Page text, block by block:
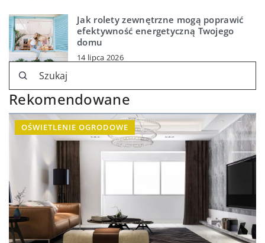
Jak rolety zewnętrzne mogą poprawić
efektywność energetyczną Twojego
domu
14 lipca 2026
Rekomendowane
OŚWIETLENIE OGRODOWE